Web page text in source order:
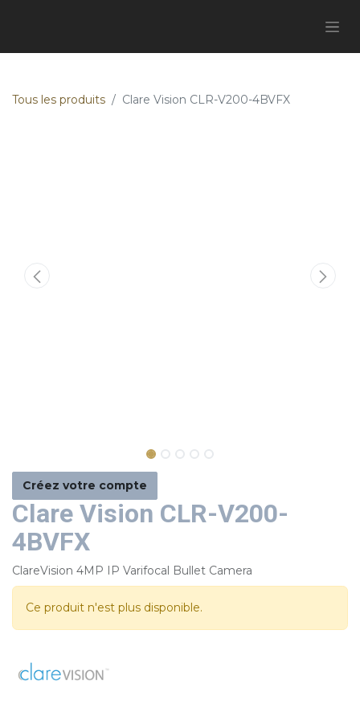
Tous les produits Clare Vision CLR-V200-4BVFX
Créez votre compte
Clare Vision CLR-V200-
4BVFX
ClareVision 4MP IP Varifocal Bullet Camera
Ce produit n'est plus disponible.